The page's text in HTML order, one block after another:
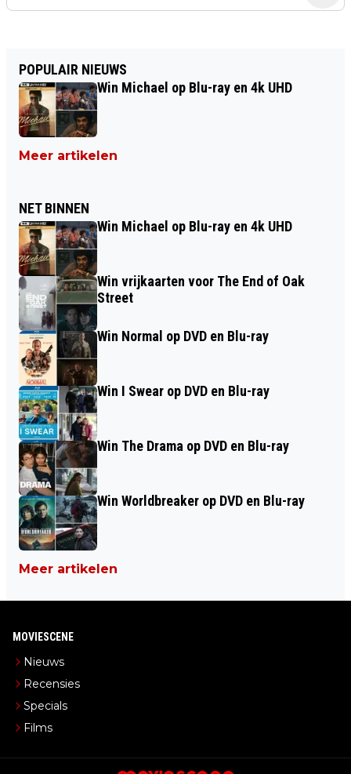
POPULAIR NIEUWS
Win Michael op Blu-ray en 4k UHD
Meer artikelen
NET BINNEN
Win Michael op Blu-ray en 4k UHD
Win vrijkaarten voor The End of Oak
Street
Win Normal op DVD en Blu-ray
Win I Swear op DVD en Blu-ray
Win The Drama op DVD en Blu-ray
Win Worldbreaker op DVD en Blu-ray
Meer artikelen
MOVIESCENE
Nieuws
Recensies
Specials
Films